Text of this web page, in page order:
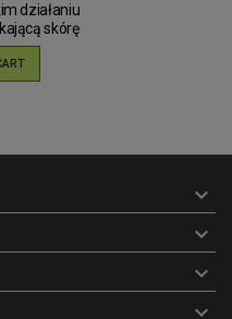
działaniu
skórę



keyboard_arrow_down